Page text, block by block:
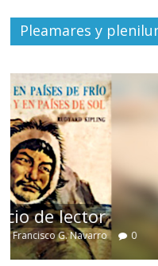
Pleamares y
Un vergel en
nostalgia
12 octubre, 2024